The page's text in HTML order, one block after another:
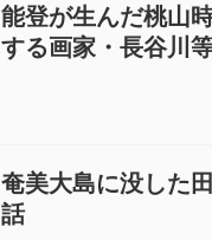
能登が生んだ桃山
する画家・長谷川
奄美大島に没した
話